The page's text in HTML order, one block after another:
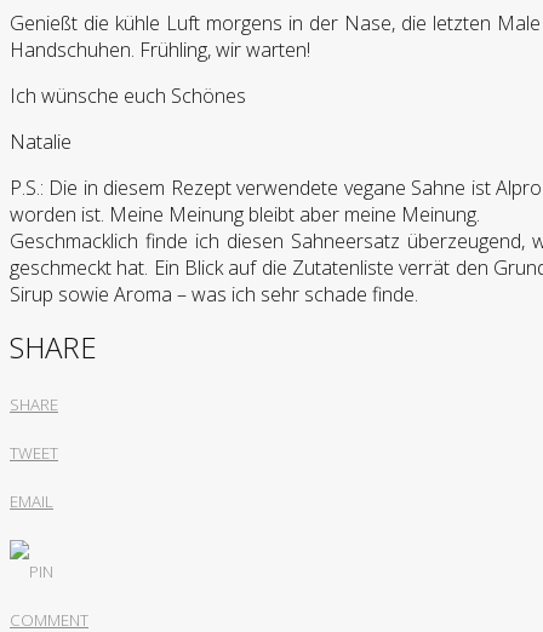
Genießt die kühle Luft morgens in der Nase, die letzten
Handschuhen. Frühling, wir warten!
Ich wünsche euch Schönes
Natalie
P.S.: Die in diesem Rezept verwendete vegane Sahne ist
worden ist. Meine Meinung bleibt aber meine Meinung.
Geschmacklich finde ich diesen Sahneersatz
geschmeckt hat. Ein Blick auf die Zutatenliste verrät den
Sirup sowie Aroma – was ich sehr schade finde.
SHARE
SHARE
TWEET
EMAIL
PIN
COMMENT